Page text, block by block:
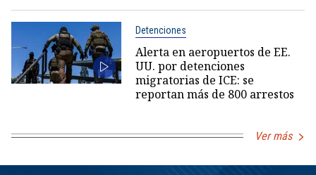
Detenciones
Alerta en aeropuertos de EE.
UU. por detenciones
migratorias de ICE: se
reportan más de 800 arrestos
Ver más